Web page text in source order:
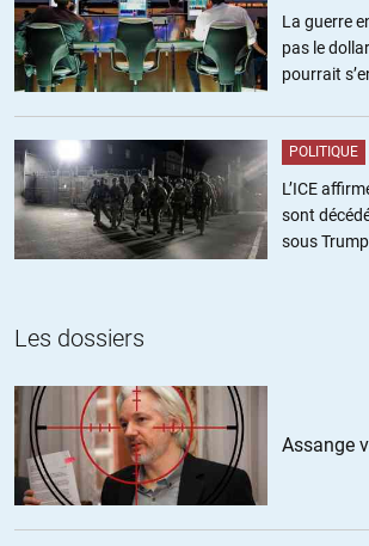
Santerre//09.04.2020 à 10h59
Sinon, la province de Hubei c’est 60 millions
comme à Wuhan, soit plus de 110 000 morts «
jours sans rites funéraires.
+6 ALERTER
Goubliboulga//10.04.2020 à 01h06
démocratiques (Corée du sud, Japon, Taiwan,
France, l’Italie et l’Espagne.
+2 ALERTER
lau 10.04.2020 à 01h54
La guerre
pas le
pourrait
POLITIQUE
L’ICE
sont
sous
Les dossiers
Assange